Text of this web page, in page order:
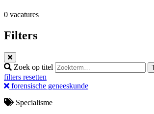
0 vacatures
Filters
Zoek op titel
filters resetten
forensische geneeskunde
Specialisme